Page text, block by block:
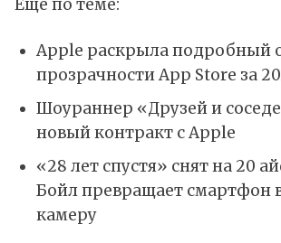
Ещё по теме:
Apple раскрыла подробный
прозрачности App Store за
Шоураннер «Друзей и
новый контракт с Apple
«28 лет спустя» снят на 20
Бойл превращает смартфон
камеру